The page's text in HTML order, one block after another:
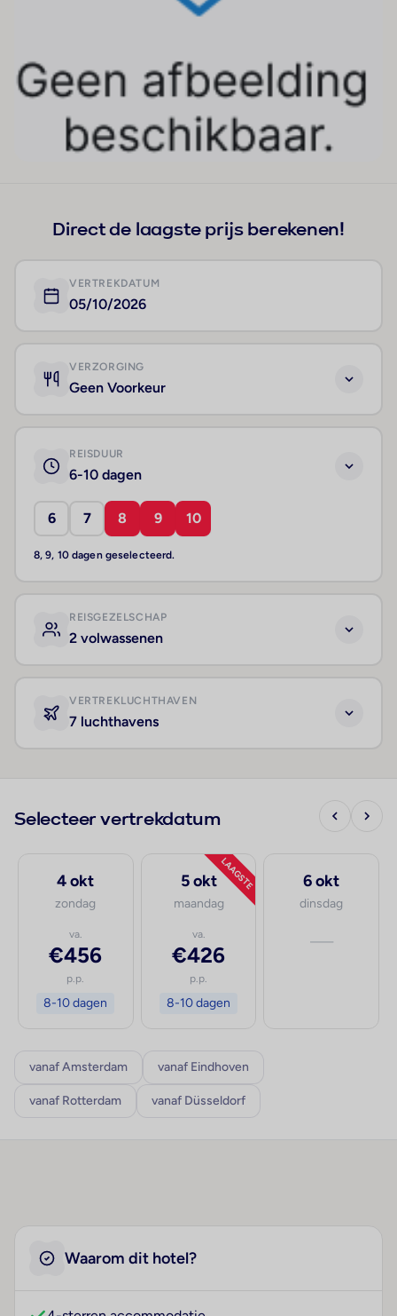
Direct de laagste prijs berekenen!
VERTREKDATUM
05/10/2026
VERZORGING
Geen Voorkeur
REISDUUR
6-10 dagen
6 7 8 9 10
8, 9, 10 dagen geselecteerd.
REISGEZELSCHAP
2 volwassenen
VERTREKLUCHTHAVEN
7 luchthavens
Selecteer vertrekdatum
4 okt
zondag
va.
€456
p.p.
8-10 dagen
LAAGSTE
5 okt
maandag
va.
€426
p.p.
8-10 dagen
6 okt
dinsdag
—
vanaf Amsterdam vanaf Eindhoven
vanaf Rotterdam vanaf Düsseldorf
Waarom dit hotel?